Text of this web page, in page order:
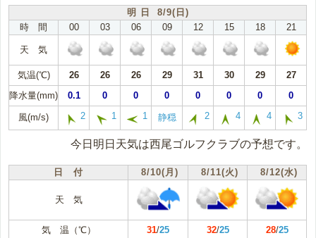
明 日 8/9(日)
時 間
00 03 06 09 12 15 18 21
天 気
気温(℃) 26 26 26 29 31 30 29
27
降水量(mm)
0.1 0 0 0 0 0 0 0
風(m/s) 2 1 1 静穏 2 4 4 3
今日明日天気は西尾ゴルフクラブの予想です。
日 付 8/10(月) 8/11(火) 8/12(水)
天 気
気 温（℃） 31/25 32/25 28/25